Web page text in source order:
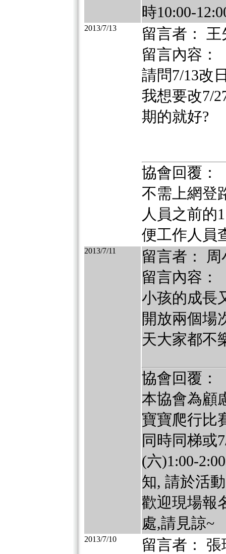
時10:00-
2013/7/13
留言者： 王
留言內容：
請問7/13改
我想要改7/
期的就好?
協會回覆：
不需上網登
人員之前的
便工作人員
2013/7/11
留言者： 周
留言內容：
小孩的成長
開放兩個場
天大家都不
協會回覆：
本協會為顧
寶寶爬行比
同時同梯或
(六)1:00-
知, 請於活
歡迎現場報
處,請見諒~
2013/7/10
留言者： 張